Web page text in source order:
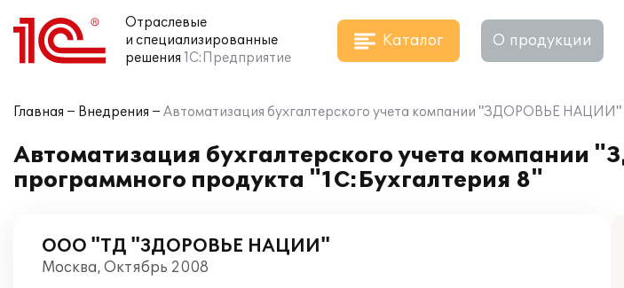
Отраслевые
и специализированные
решения 1С:Предприятие
Каталог О продукции
Главная Внедрения Автоматизация бухгалтерского учета компании "ЗДОРОВЬЕ НАЦИИ"
Автоматизация бухгалтерского учета
программного продукта "1С:Бухгалтерия 8"
ООО "ТД "ЗДОРОВЬЕ НАЦИИ"
Москва, Октябрь 2008